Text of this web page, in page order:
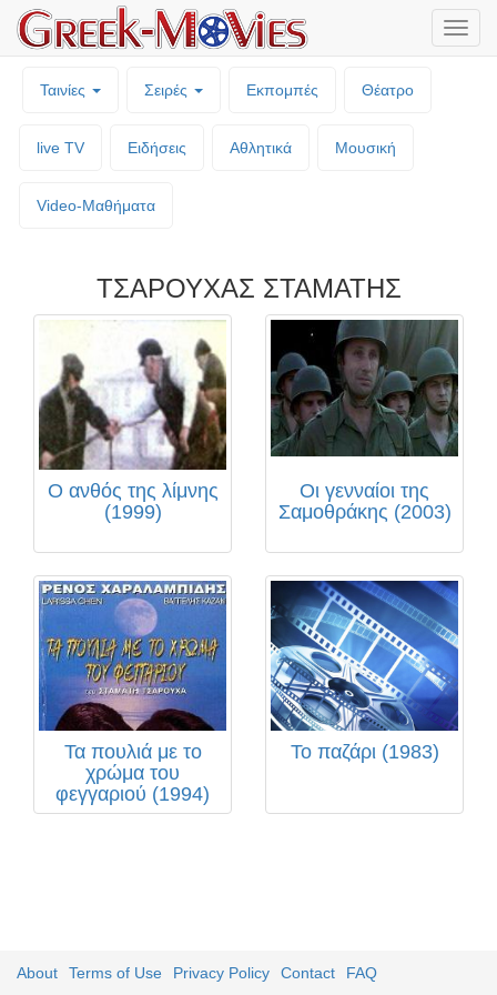
Ταινίες Σειρές Εκπομπές Θέατρο
live TV Ειδήσεις Αθλητικά Μουσική
Video-Mαθήματα
ΤΣΑΡΟΥΧΑΣ ΣΤΑΜΑΤΗΣ
Ο ανθός της λίμνης
(1999)
Οι γενναίοι της
Σαμοθράκης (2003)
Τα πουλιά με το
χρώμα του
φεγγαριού (1994)
Το παζάρι (1983)
About Terms of Use Privacy Policy Contact FAQ